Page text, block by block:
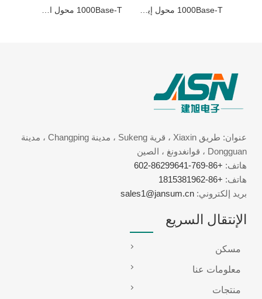
1000Base-T محول إيثرنت
عنوان: طريق Xiaxin ، قرية Sukeng ، مدينة Changping ، مدينة
Dongguan ، قوانغدونغ ، الصين
هاتف: +86-769-86299641-602
هاتف: +86-1815381962
بريد إلكتروني:sales1@jansum.cn
الإنتقال السريع
مسكن
معلومات عنا
منتجات